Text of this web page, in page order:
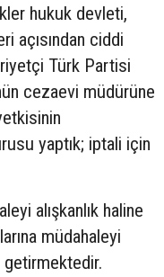
hukuk devleti,
açısından ciddi
Türk Partisi
cezaevi müdürüne
yaptık; iptali için
alışkanlık haline
müdahaleyi
getirmektedir.